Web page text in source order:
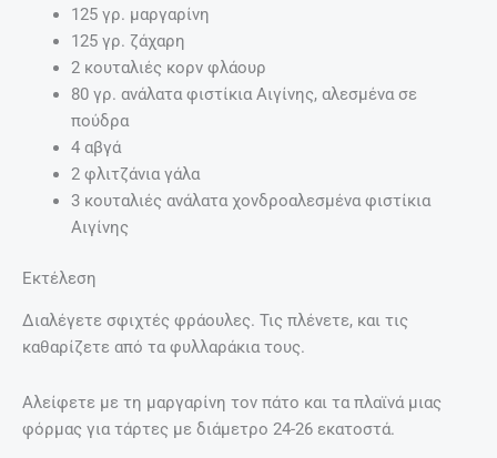
125 γρ. μαργαρίνη
125 γρ. ζάχαρη
2 κουταλιές κορν φλάουρ
80 γρ. ανάλατα φιστίκια Αιγίνης, αλεσμένα σε
πούδρα
4 αβγά
2 φλιτζάνια γάλα
3 κουταλιές ανάλατα χονδροαλεσμένα φιστίκια
Αιγίνης
Εκτέλεση
Διαλέγετε σφιχτές φράουλες. Τις πλένετε, και τις
καθαρίζετε από τα φυλλαράκια τους.
Αλείφετε με τη μαργαρίνη τον πάτο και τα πλαϊνά μιας
φόρμας για τάρτες με διάμετρο 24-26 εκατοστά.